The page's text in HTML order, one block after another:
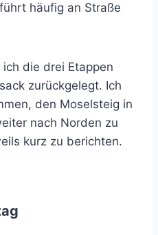
häufig an Straße
die drei Etappen
zurückgelegt. Ich
den Moselsteig in
nach Norden zu
kurz zu berichten.